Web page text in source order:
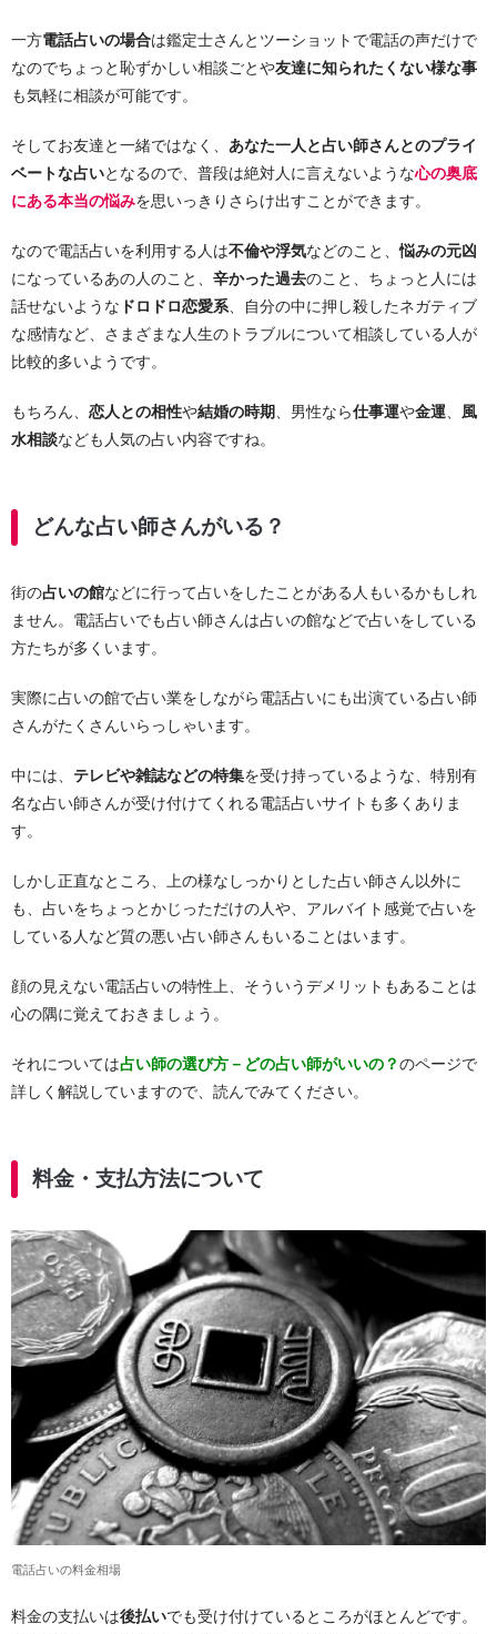
一方電話占いの場合は鑑定士さんとツーショットで電話の声だけで
なのでちょっと恥ずかしい相談ごとや友達に知られたくない様な事
も気軽に相談が可能です。
そしてお友達と一緒ではなく、 あなた一人と占い師さんとのプライ
ベートな占いとなるので、普段は絶対人に言えないような心の奥底
にある本当の悩みを思いっきりさらけ出すことができます。
なので電話占いを利用する人は不倫や浮気などのこと、悩みの元凶
になっているあの人のこと、 辛かった過去のこと、ちょっと人には
話せないような ドロドロ恋愛系 、自分の中に押し殺したネガティブ
な感情など、さまざまな人生のトラブルについて相談している人が
比較的多いようです。
もちろん、 恋人との相性や結婚の時期 、男性なら仕事運や金運
風
水相談なども人気の占い内容ですね。
どんな占い師さんがいる？
街の占いの館などに行って占いをしたことがある人もいるかもしれ
ません。電話占いでも占い師さんは占いの館などで占いをしている
方たちが多くいます。
実際に占いの館で占い業をしながら電話占いにも出演ている占い師
さんがたくさんいらっしゃいます。
中には、 テレビや雑誌などの特集を受け持っているような、特別有
名な占い師さんが受け付けてくれる電話占いサイトも多くありま
す。
しかし正直なところ、上の様なしっかりとした占い師さん以外に
も、占いをちょっとかじっただけの人や、アルバイト感覚で占いを
している人など質の悪い占い師さんもいることはいます。
顔の見えない電話占いの特性上、そういうデメリットもあることは
心の隅に覚えておきましょう。
それについては占い師の選び方－どの占い師がいいの？のページで
詳しく解説していますので、読んでみてください。
料金・支払方法について
電話占いの料金相場
料金の支払いは後払いでも受け付けているところがほとんどです。